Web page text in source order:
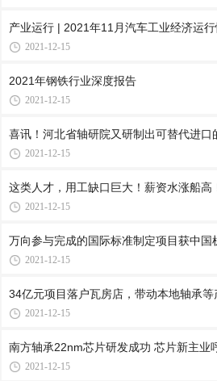
产业运行 | 2021年11月汽车工业经济运
2021-12-15
2021年钢铁行业深度报告
2021-12-15
喜讯！河北省轴研院又研制出可替代进口
2021-12-15
这类人才，用工缺口巨大！薪资水涨船高
2021-12-15
万向参与完成的国际标准制定项目获中
2021-12-15
34亿元项目落户瓦房店，带动本地轴承等
2021-12-15
南方轴承22nm芯片研发成功 芯片新主业
2021-12-15